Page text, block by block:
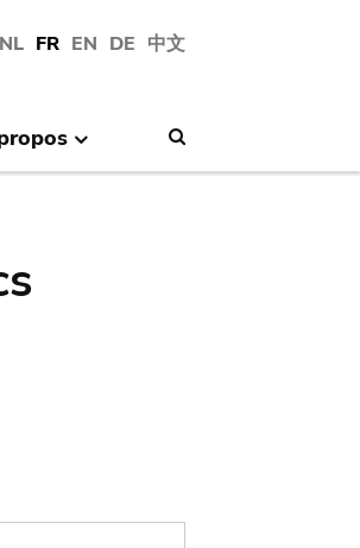
NL FR EN DE 中文